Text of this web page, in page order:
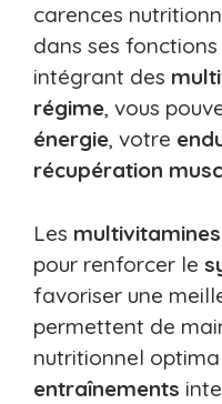
carences
dans ses
intégrant des
régime, vous
énergie, votre
récupération
Les multivitamines
pour renforcer le
favoriser une
permettent de
nutritionnel
entraînements